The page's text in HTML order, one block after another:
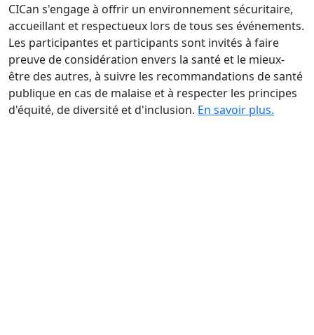
CICan s'engage à offrir un environnement sécuritaire,
accueillant et respectueux lors de tous ses événements.
Les participantes et participants sont invités à faire
preuve de considération envers la santé et le mieux-
être des autres, à suivre les recommandations de santé
publique en cas de malaise et à respecter les principes
d'équité, de diversité et d'inclusion. En savoir plus.